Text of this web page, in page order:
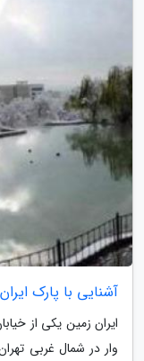
آشنایی با پارک
ایران زمین یکی از
وار در شمال غربی